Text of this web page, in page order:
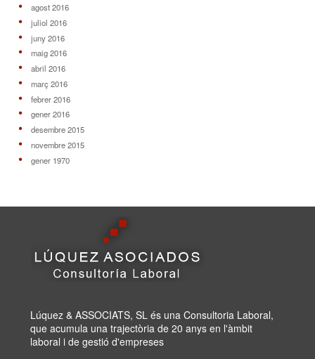
agost 2016
juliol 2016
juny 2016
maig 2016
abril 2016
març 2016
febrer 2016
gener 2016
desembre 2015
novembre 2015
gener 1970
Lúquez & ASSOCIATS, SL és una Consultoria Laboral,
que acumula una trajectòria de 20 anys en l'àmbit
laboral i de gestió d'empreses